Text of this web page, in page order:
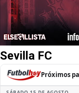
Sevilla FC